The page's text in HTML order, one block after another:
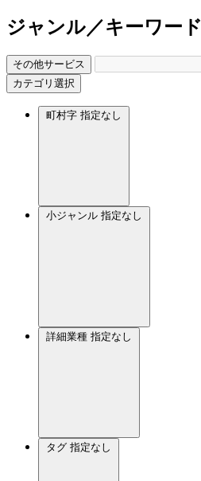
ジャンル／キーワード
その他サービス
カテゴリ選択
町村字 指定なし
小ジャンル 指定なし
詳細業種 指定なし
タグ 指定なし